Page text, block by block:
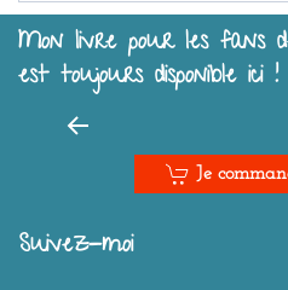
Mon livre pour les fans
est toujours disponible ici !
Je
Suivez-moi